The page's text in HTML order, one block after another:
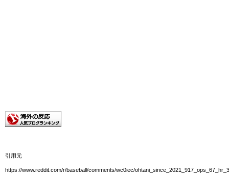
引用元
https://www.reddit.com/r/baseball/comments/wc0iec/